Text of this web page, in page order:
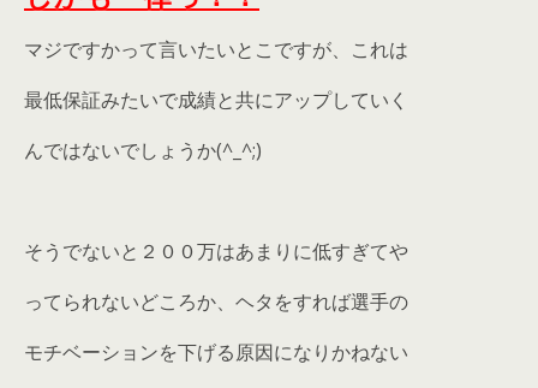
マジですかって言いたいとこですが、これは
最低保証みたいで成績と共にアップしていく
んではないでしょうか(^_^;)
そうでないと２００万はあまりに低すぎてや
ってられないどころか、ヘタをすれば選手の
モチベーションを下げる原因になりかねない